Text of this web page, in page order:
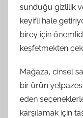
sunduğu gizlilik
keyifli hale
birey için
keşfetmekten
Mağaza, cinsel
bir ürün
eden
karşılamak için